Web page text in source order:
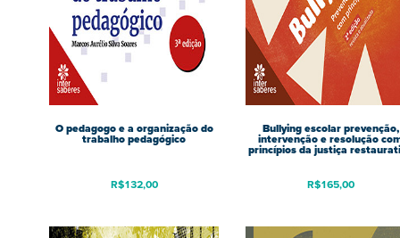
O pedagogo e a organização do
trabalho pedagógico
R$132,00
Bullying escolar prevenção,
intervenção e resolução
princípios da justiça
R$165,00